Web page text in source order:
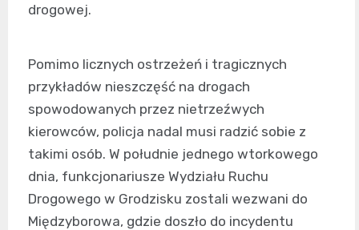
drogowej.
Pomimo licznych ostrzeżeń i tragicznych
przykładów nieszczęść na drogach
spowodowanych przez nietrzeźwych
kierowców, policja nadal musi radzić sobie z
takimi osób. W południe jednego wtorkowego
dnia, funkcjonariusze Wydziału Ruchu
Drogowego w Grodzisku zostali wezwani do
Międzyborowa, gdzie doszło do incydentu